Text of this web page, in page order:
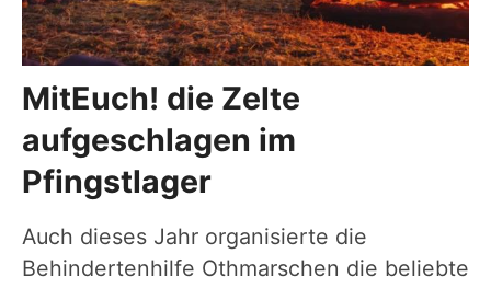
MitEuch! die Zelte
aufgeschlagen im
Pfingstlager
Auch dieses Jahr organisierte die
Behindertenhilfe Othmarschen die beliebte